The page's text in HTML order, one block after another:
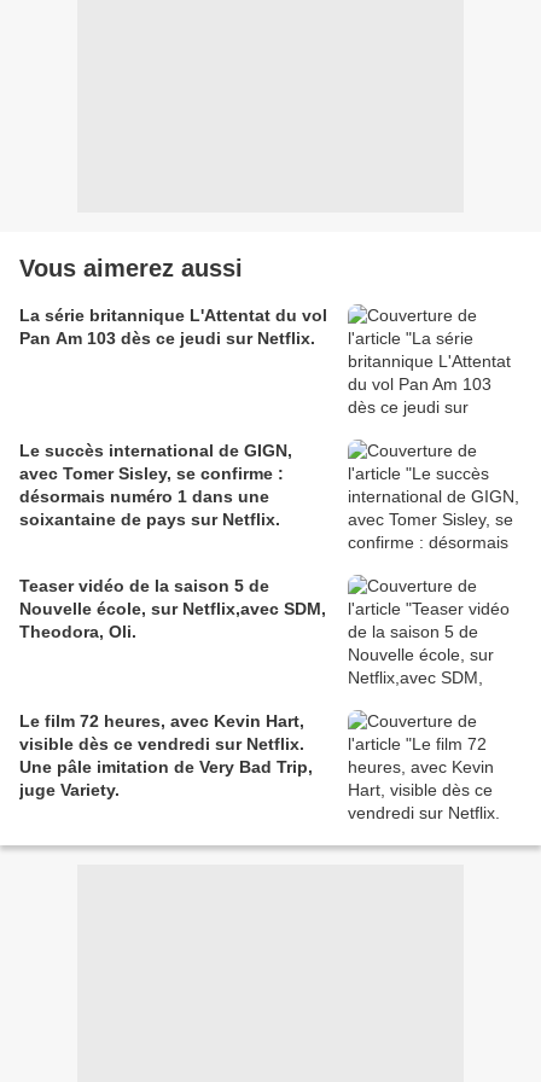
Vous aimerez aussi
La série britannique L'Attentat du vol
Pan Am 103 dès ce jeudi sur Netflix.
Le succès international de GIGN,
avec Tomer Sisley, se confirme :
désormais numéro 1 dans une
soixantaine de pays sur Netflix.
Teaser vidéo de la saison 5 de
Nouvelle école, sur Netflix,avec SDM,
Theodora, Oli.
Le film 72 heures, avec Kevin Hart,
visible dès ce vendredi sur Netflix.
Une pâle imitation de Very Bad Trip,
juge Variety.